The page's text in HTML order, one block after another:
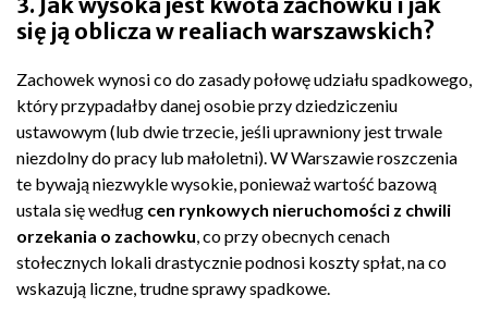
się ją oblicza w realiach warszawskich?
Zachowek wynosi co do zasady połowę udziału spadkowego,
który przypadałby danej osobie przy dziedziczeniu
ustawowym (lub dwie trzecie, jeśli uprawniony jest trwale
niezdolny do pracy lub małoletni). W Warszawie roszczenia
te bywają niezwykle wysokie, ponieważ wartość bazową
ustala się według cen rynkowych nieruchomości z chwili
orzekania o zachowku, co przy obecnych cenach
stołecznych lokali drastycznie podnosi koszty spłat, na co
wskazują liczne, trudne sprawy spadkowe.